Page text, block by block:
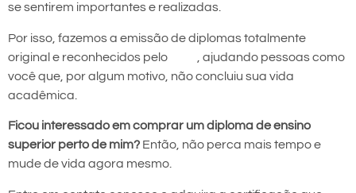
se sentirem importantes e realizadas.
Por isso, fazemos a emissão de diplomas totalmente
original e reconhecidos pelo
, ajudando pessoas como
você que, por algum motivo, não concluiu sua vida
acadêmica.
Ficou interessado em comprar um diploma de ensino
superior perto de mim? Então, não perca mais tempo e
mude de vida agora mesmo.